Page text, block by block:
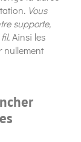
Vous
supporte,
Ainsi les
nullement